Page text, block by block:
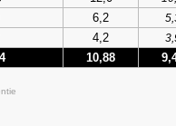
6,2
4,2
10,88